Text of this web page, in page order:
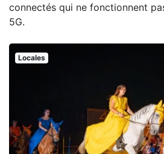
connectés qui ne fonctionnent
5G.
Locales